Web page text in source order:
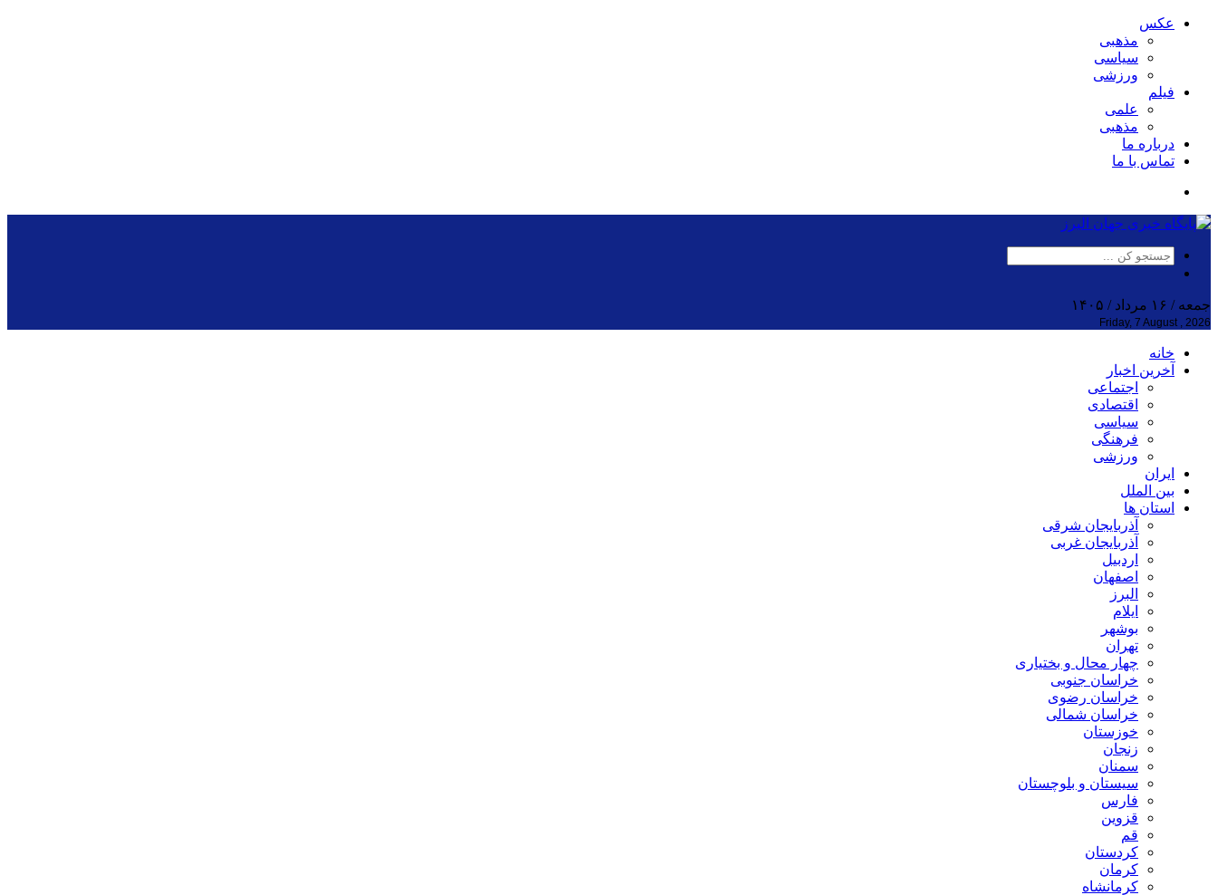
عکس
مذهبی
سیاسی
ورزشی
فیلم
علمی
مذهبی
درباره ما
تماس با ما
جمعه / ۱۶ مرداد / ۱۴۰۵
Friday, 7 August , 2026
خانه
آخرین اخبار
اجتماعی
اقتصادی
سیاسی
فرهنگی
ورزشی
ایران
بین الملل
استان ها
آذربایجان شرقی
آذربایجان غربی
اردبیل
اصفهان
البرز
ایلام
بوشهر
تهران
چهار محال و بختیاری
خراسان جنوبی
خراسان رضوی
خراسان شمالی
خوزستان
زنجان
سمنان
سیستان و بلوچستان
فارس
قزوین
قم
کردستان
کرمان
کرمانشاه